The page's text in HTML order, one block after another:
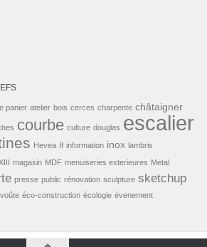
panier atelier bois cerces charpente châtaigner
courbe culture douglas escalier
Hevea If information inox lambris
magasin MDF menuiseries exterieures Metal
presse public rénovation sculpture sketchup
voûte éco-construction écologie évenement